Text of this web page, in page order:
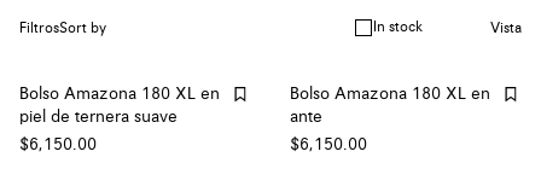
FiltrosSort by In stock Vista
Bolso Amazona 180 XL en
piel de ternera suave
$6,150.00
Bolso Amazona 180 XL en
ante
$6,150.00